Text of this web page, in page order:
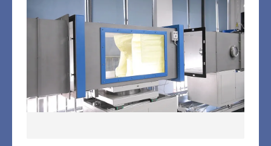
स्वचालित धूल लोडिंग और उच्च परिशुद्धता ग्रेविमेट्रिक वजन का
एक कहावत कहना